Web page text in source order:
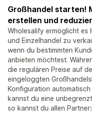
Großhandel starten!
erstellen und
Wholesalify ermöglicht es
und Einzelhandel zu
wenn du bestimmten
anbieten möchtest.
die regulären Preise auf
eingeloggten
Konfiguration
kannst du eine
so kannst du allen